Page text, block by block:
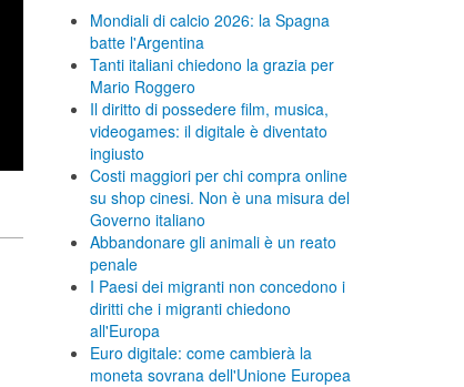
Mondiali di calcio 2026: la Spagna
batte l'Argentina
Tanti italiani chiedono la grazia per
Mario Roggero
Il diritto di possedere film, musica,
videogames: il digitale è diventato
ingiusto
Costi maggiori per chi compra online
su shop cinesi. Non è una misura del
Governo italiano
Abbandonare gli animali è un reato
penale
I Paesi dei migranti non concedono i
diritti che i migranti chiedono
all'Europa
Euro digitale: come cambierà la
moneta sovrana dell'Unione Europea